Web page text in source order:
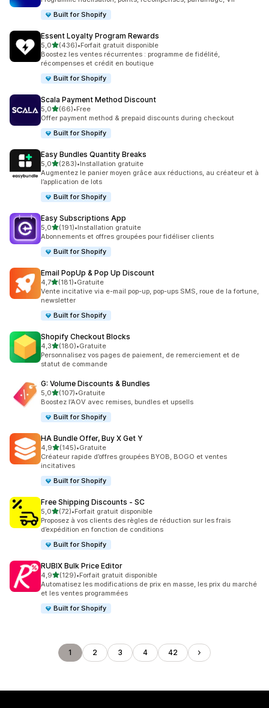
Built for Shopify
Essent Loyalty Program Rewards
5,0étoile(s) sur 5
(436)
436 avis au total
•Forfait gratuit disponible
Boostez les ventes récurrentes : programme de fidélité,
récompenses et crédit en boutique
Built for Shopify
Scala Payment Method Discount
5,0étoile(s) sur 5
(66)
66 avis au total
•Free
Offer payment method & prepaid discounts during checkout
Built for Shopify
Easy Bundles Quantity Breaks
5,0étoile(s) sur 5
(283)
283 avis au total
•Installation gratuite
Augmentez le panier moyen grâce aux réductions, au créateur et à
l’application de lots
Built for Shopify
Easy Subscriptions App
5,0étoile(s) sur 5
(191)
191 avis au total
•Installation gratuite
Abonnements et offres groupées pour fidéliser clients
Built for Shopify
Email PopUp & Pop Up Discount
4,7étoile(s) sur 5
(181)
181 avis au total
•Gratuite
Vente incitative via e-mail pop-up, pop-ups SMS, roue de la fortune,
newsletter
Built for Shopify
Shopify Checkout Blocks
4,3étoile(s) sur 5
(180)
180 avis au total
•Gratuite
Personnalisez vos pages de paiement, de remerciement et de
statut de commande
G: Volume Discounts & Bundles
5,0étoile(s) sur 5
(107)
107 avis au total
•Gratuite
Boostez l’AOV avec remises, bundles et upsells
Built for Shopify
HA Bundle Offer, Buy X Get Y
4,9étoile(s) sur 5
(145)
145 avis au total
•Gratuite
Créateur rapide d’offres groupées BYOB, BOGO et ventes
incitatives
Built for Shopify
Free Shipping Discounts ‑ SC
5,0étoile(s) sur 5
(72)
72 avis au total
•Forfait gratuit disponible
Proposez à vos clients des règles de réduction sur les frais
d’expédition en fonction de conditions
Built for Shopify
RUBIX Bulk Price Editor
4,9étoile(s) sur 5
(129)
129 avis au total
•Forfait gratuit disponible
Automatisez les modifications de prix en masse, les prix du marché
et les ventes programmées
Built for Shopify
1 2 3 4 42